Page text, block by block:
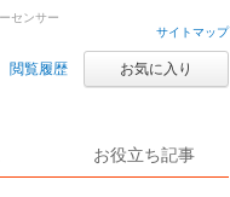
サイトマップ
閲覧履歴 お気に入り
お役立ち記事
センサー